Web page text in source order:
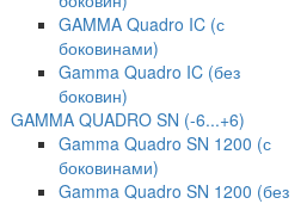
GAMMA Quadro IC (с
боковинами)
Gamma Quadro IC (без
боковин)
GAMMA QUADRO SN (-6...+6)
Gamma Quadro SN 1200 (с
боковинами)
Gamma Quadro SN 1200 (без